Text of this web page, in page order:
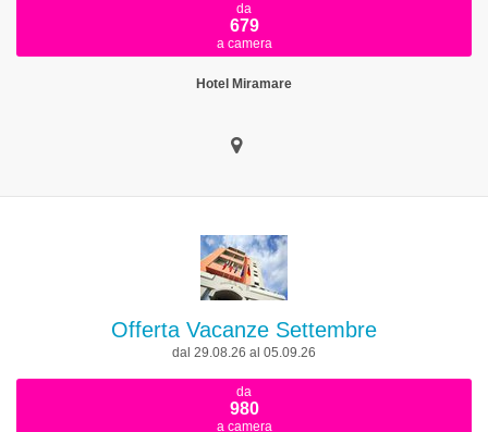
da
679
a camera
Hotel Miramare
Offerta Vacanze Settembre
dal 29.08.26 al 05.09.26
da
980
a camera